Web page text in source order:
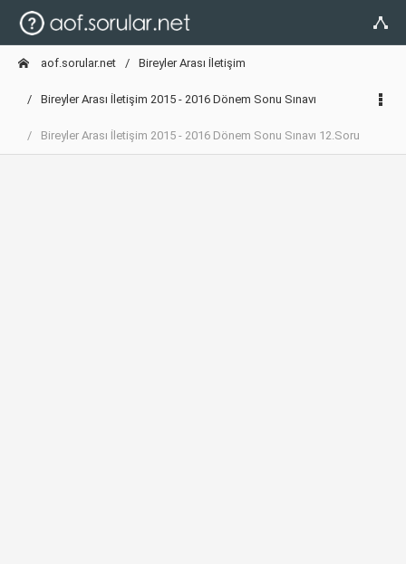
aof.sorular.net Bireyler Arası İletişim
Bireyler Arası İletişim 2015 - 2016 Dönem Sonu Sınavı
Bireyler Arası İletişim 2015 - 2016 Dönem Sonu Sınavı 12.Soru